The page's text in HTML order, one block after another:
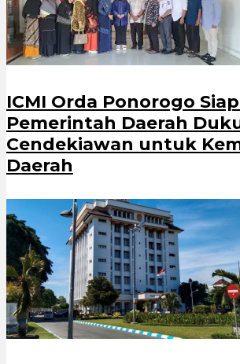
ICMI Orda Ponorogo
Pemerintah Daerah
Cendekiawan untuk
Daerah